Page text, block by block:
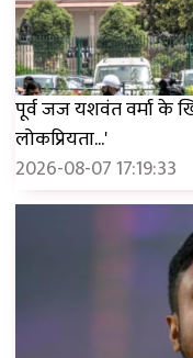
पूर्व जज यशवंत वर्मा के
लोकप्रियता...'
2026-08-07 17:19:33